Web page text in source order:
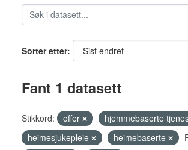
Sorter etter
Fant 1 datasett
Stikkord: offer
hjemmebaserte
heimesjukepleie
heimebaserte